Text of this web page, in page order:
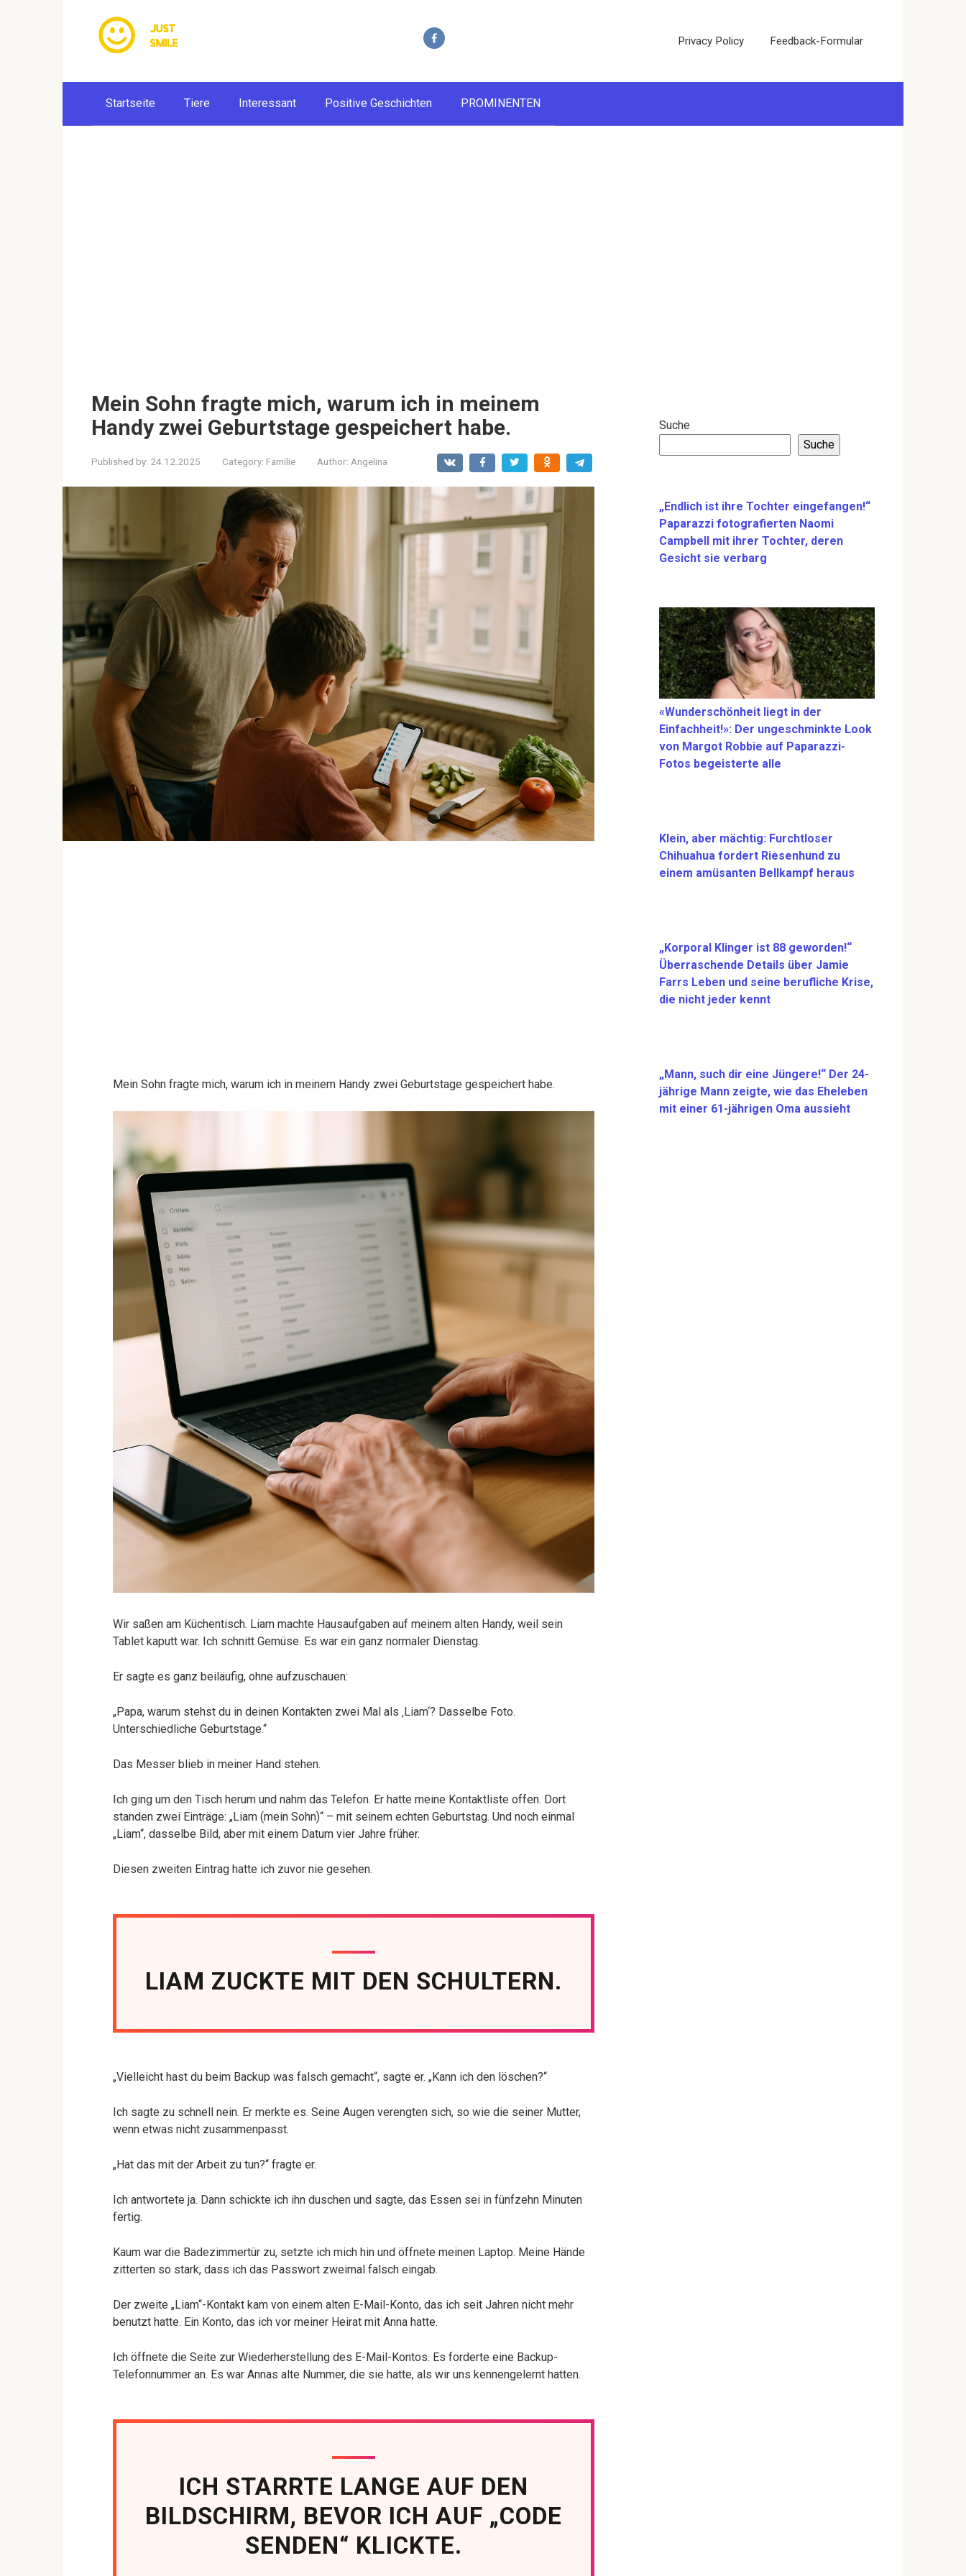
Privacy Policy Feedback-Formular
Startseite Tiere Interessant Positive Geschichten PROMINENTEN
Mein Sohn fragte mich, warum ich in meinem
Handy zwei Geburtstage gespeichert habe.
Published by: 24.12.2025 Category: Familie Author: Angelina
Mein Sohn fragte mich, warum ich in meinem Handy zwei Geburtstage gespeichert habe.
Wir saßen am Küchentisch. Liam machte Hausaufgaben auf meinem alten Handy, weil sein
Tablet kaputt war. Ich schnitt Gemüse. Es war ein ganz normaler Dienstag.
Er sagte es ganz beiläufig, ohne aufzuschauen:
„Papa, warum stehst du in deinen Kontakten zwei Mal als ‚Liam‘? Dasselbe Foto.
Unterschiedliche Geburtstage.“
Das Messer blieb in meiner Hand stehen.
Ich ging um den Tisch herum und nahm das Telefon. Er hatte meine Kontaktliste offen. Dort
standen zwei Einträge: „Liam (mein Sohn)“ – mit seinem echten Geburtstag. Und noch einmal
„Liam“, dasselbe Bild, aber mit einem Datum vier Jahre früher.
Diesen zweiten Eintrag hatte ich zuvor nie gesehen.
LIAM ZUCKTE MIT DEN SCHULTERN.
„Vielleicht hast du beim Backup was falsch gemacht“, sagte er. „Kann ich den löschen?“
Ich sagte zu schnell nein. Er merkte es. Seine Augen verengten sich, so wie die seiner Mutter,
wenn etwas nicht zusammenpasst.
„Hat das mit der Arbeit zu tun?“ fragte er.
Ich antwortete ja. Dann schickte ich ihn duschen und sagte, das Essen sei in fünfzehn Minuten
fertig.
Kaum war die Badezimmertür zu, setzte ich mich hin und öffnete meinen Laptop. Meine Hände
zitterten so stark, dass ich das Passwort zweimal falsch eingab.
Der zweite „Liam“-Kontakt kam von einem alten E-Mail-Konto, das ich seit Jahren nicht mehr
benutzt hatte. Ein Konto, das ich vor meiner Heirat mit Anna hatte.
Ich öffnete die Seite zur Wiederherstellung des E-Mail-Kontos. Es forderte eine Backup-
Telefonnummer an. Es war Annas alte Nummer, die sie hatte, als wir uns kennengelernt hatten.
ICH STARRTE LANGE AUF DEN
BILDSCHIRM, BEVOR ICH AUF „CODE
SENDEN“ KLICKTE.
Suche
Suche
„Endlich ist ihre Tochter eingefangen!“
Paparazzi fotografierten Naomi
Campbell mit ihrer Tochter, deren
Gesicht sie verbarg
«Wunderschönheit liegt in der
Einfachheit!»: Der ungeschminkte Look
von Margot Robbie auf Paparazzi-
Fotos begeisterte alle
Klein, aber mächtig: Furchtloser
Chihuahua fordert Riesenhund zu
einem amüsanten Bellkampf heraus
„Korporal Klinger ist 88 geworden!“
Überraschende Details über Jamie
Farrs Leben und seine berufliche Krise,
die nicht jeder kennt
„Mann, such dir eine Jüngere!“ Der 24-
jährige Mann zeigte, wie das Eheleben
mit einer 61-jährigen Oma aussieht